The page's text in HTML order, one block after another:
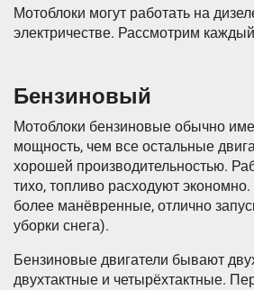
Мотоблоки могут работать на
электричестве. Рассмотрим
Бензиновый
Мотоблоки бензиновые обычно
мощность, чем все остальные
хорошей производительностью.
тихо, топливо расходуют экономно.
более манёвренные, отлично
уборки снега).
Бензиновые двигатели бывают
двухтактные и четырёхтактные.